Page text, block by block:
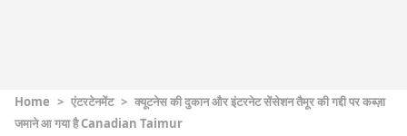
Home > एंटरटेनमेंट > क्यूटनेस की दुकान और इंटरनेट सेंसेशन तैमूर की गद्दी पर कब्ज़ा
जमाने आ गया है Canadian Taimur